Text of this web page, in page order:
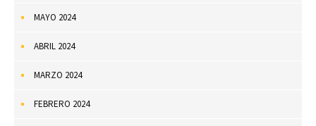
MAYO 2024
ABRIL 2024
MARZO 2024
FEBRERO 2024